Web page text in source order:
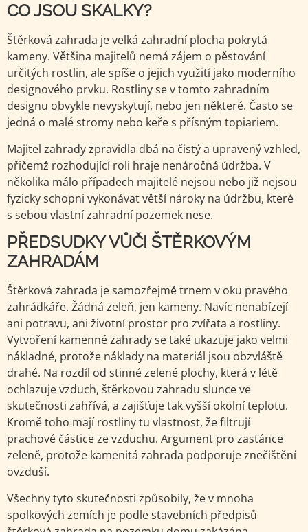
CO JSOU SKALKY?
Štěrková zahrada je velká zahradní plocha pokrytá
kameny. Většina majitelů nemá zájem o pěstování
určitých rostlin, ale spíše o jejich využití jako moderního
designového prvku. Rostliny se v tomto zahradním
designu obvykle nevyskytují, nebo jen některé. Často se
jedná o malé stromy nebo keře s přísným topiariem.
Majitel zahrady zpravidla dbá na čistý a upravený vzhled,
přičemž rozhodující roli hraje nenáročná údržba. V
několika málo případech majitelé nejsou nebo již nejsou
fyzicky schopni vykonávat větší nároky na údržbu, které
s sebou vlastní zahradní pozemek nese.
PŘEDSUDKY VŮČI ŠTĚRKOVÝM
ZAHRADÁM
Štěrková zahrada je samozřejmě trnem v oku pravého
zahrádkáře. Žádná zeleň, jen kameny. Navíc nenabízejí
ani potravu, ani životní prostor pro zvířata a rostliny.
Vytvoření kamenné zahrady se také ukazuje jako velmi
nákladné, protože náklady na materiál jsou obzvláště
drahé. Na rozdíl od stinné zelené plochy, která v létě
ochlazuje vzduch, štěrkovou zahradu slunce ve
skutečnosti zahřívá, a zajišťuje tak vyšší okolní teplotu.
Kromě toho mají rostliny tu vlastnost, že filtrují
prachové částice ze vzduchu. Argument pro zastánce
zeleně, protože kamenitá zahrada podporuje znečištění
ovzduší.
Všechny tyto skutečnosti způsobily, že v mnoha
spolkových zemích je podle stavebních předpisů